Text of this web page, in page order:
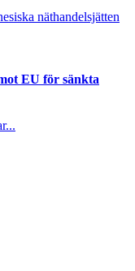
näthandelsjätten
EU för sänkta